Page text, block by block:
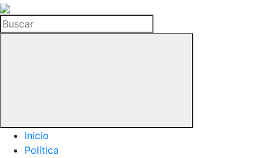
La
Hemeroteca
del
Buscar
Inicio
Política